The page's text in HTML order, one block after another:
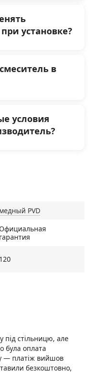
установке?
в
условия
медный PVD
Официальная
гарантия
120
під стільницю, але
була оплата
— платіж вийшов
безкоштовно,